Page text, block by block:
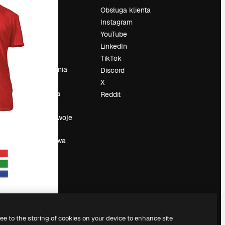
Reviews
Kariera
wyszukiwania
Wydarzenia
Sprzedaj swoje
Sala prasowa
Obsługa klienta
Instagram
YouTube
LinkedIn
TikTok
Discord
X
Reddit
to the storing of cookies on your device to enhance site